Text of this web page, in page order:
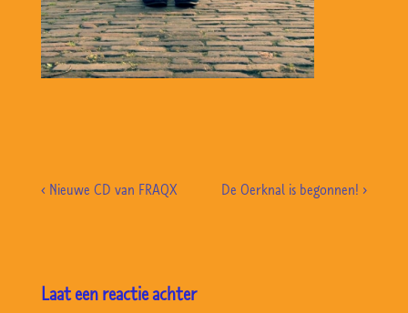
Bericht
Previous
‹ Nieuwe CD van FRAQX
Volgende
De Oerknal is begonnen! ›
Laat een reactie achter